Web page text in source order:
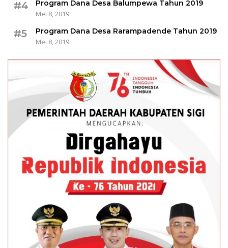
#4
Program Dana Desa Balumpewa Tahun 2019
Mei 8, 2019
#5
Program Dana Desa Rarampadende Tahun 2019
Mei 8, 2019